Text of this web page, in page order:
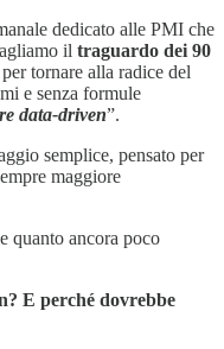
dedicato alle PMI che
il traguardo dei 90
tornare alla radice del
e senza formule
data-driven”.
semplice, pensato per
maggiore
quanto ancora poco
E perché dovrebbe